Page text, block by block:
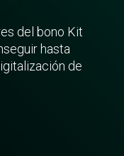
del bono Kit
hasta
de